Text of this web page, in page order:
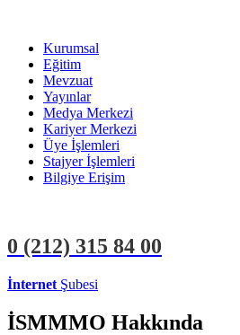
Kurumsal
Eğitim
Mevzuat
Yayınlar
Medya Merkezi
Kariyer Merkezi
Üye İşlemleri
Stajyer İşlemleri
Bilgiye Erişim
0 (212) 315 84 00
İnternet Şubesi
İSMMMO Hakkında